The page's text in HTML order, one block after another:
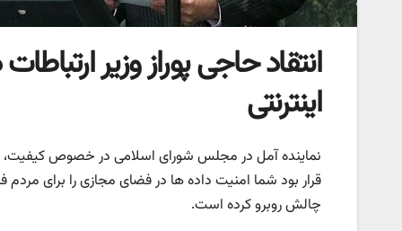
انتقاد حاجی پوراز وزیر
اینترنتی
نماینده آمل در مجلس شورای اسلامی در خصوص کیفیت،
قرار بود شما امنیت داده ها در فضای مجازی را برای مردم
چالش روبرو کرده است.